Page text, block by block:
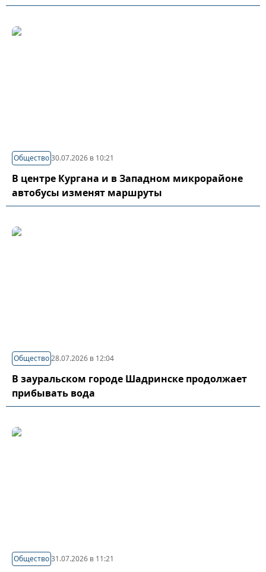
Общество30.07.2026 в 10:21
В центре Кургана и в Западном микрорайоне
автобусы изменят маршруты
Общество28.07.2026 в 12:04
В зауральском городе Шадринске продолжает
прибывать вода
Общество31.07.2026 в 11:21